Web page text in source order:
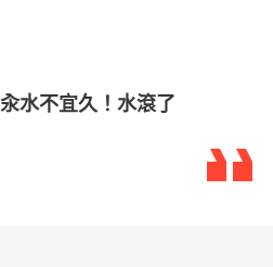
水不宜久！水滾了